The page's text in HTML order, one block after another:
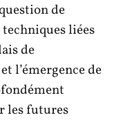
de
liées
de
l’émergence de
les futures